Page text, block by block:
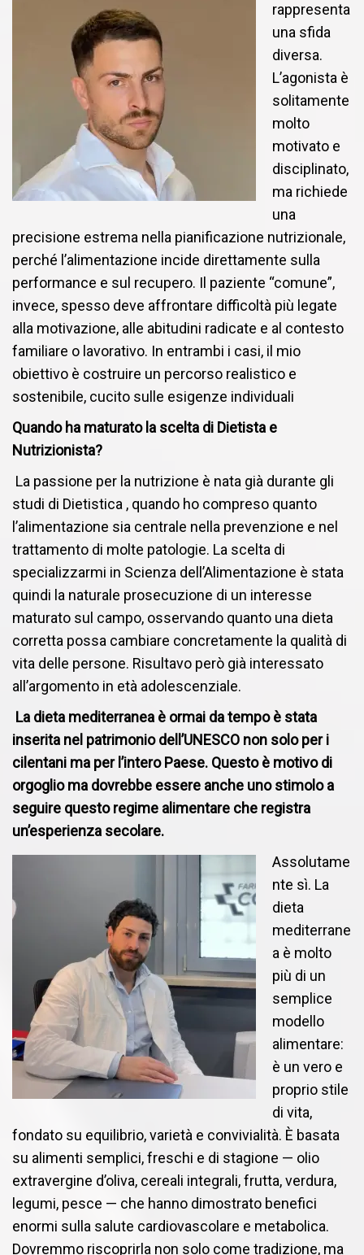
rappresenta
una sfida
diversa.
L’agonista è
solitamente
molto
motivato e
disciplinato,
ma richiede
una
precisione estrema nella pianificazione nutrizionale,
perché l’alimentazione incide direttamente sulla
performance e sul recupero. Il paziente “comune”,
invece, spesso deve affrontare difficoltà più legate
alla motivazione, alle abitudini radicate e al contesto
familiare o lavorativo. In entrambi i casi, il mio
obiettivo è costruire un percorso realistico e
sostenibile, cucito sulle esigenze individuali
Quando ha maturato la scelta di Dietista e
Nutrizionista?
La passione per la nutrizione è nata già durante gli
studi di Dietistica , quando ho compreso quanto
l’alimentazione sia centrale nella prevenzione e nel
trattamento di molte patologie. La scelta di
specializzarmi in Scienza dell’Alimentazione è stata
quindi la naturale prosecuzione di un interesse
maturato sul campo, osservando quanto una dieta
corretta possa cambiare concretamente la qualità di
vita delle persone. Risultavo però già interessato
all’argomento in età adolescenziale.
La dieta mediterranea è ormai da tempo è stata
inserita nel patrimonio dell’UNESCO non solo per i
cilentani ma per l’intero Paese. Questo è motivo di
orgoglio ma dovrebbe essere anche uno stimolo a
seguire questo regime alimentare che registra
un’esperienza secolare.
Assolutame
nte sì. La
dieta
mediterrane
a è molto
più di un
semplice
modello
alimentare:
è un vero e
proprio stile
di vita,
fondato su equilibrio, varietà e convivialità. È basata
su alimenti semplici, freschi e di stagione — olio
extravergine d’oliva, cereali integrali, frutta, verdura,
legumi, pesce — che hanno dimostrato benefici
enormi sulla salute cardiovascolare e metabolica.
Dovremmo riscoprirla non solo come tradizione, ma